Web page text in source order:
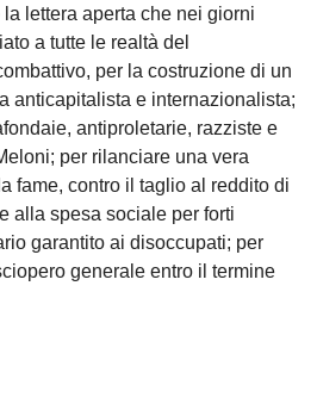
lettera aperta che nei giorni
a tutte le realtà del
per la costruzione di un
anticapitalista e internazionalista;
antiproletarie, razziste e
per rilanciare una vera
fame, contro il taglio al reddito di
alla spesa sociale per forti
garantito ai disoccupati; per
generale entro il termine